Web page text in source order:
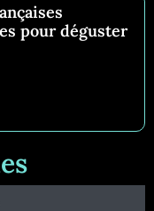
pour déguster